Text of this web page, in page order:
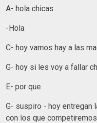
A- hola chicas
-Hola
C- hoy vamos hay a las
G- hoy si les voy a fallar
E- por que
G- suspiro - hoy entregan
con los que